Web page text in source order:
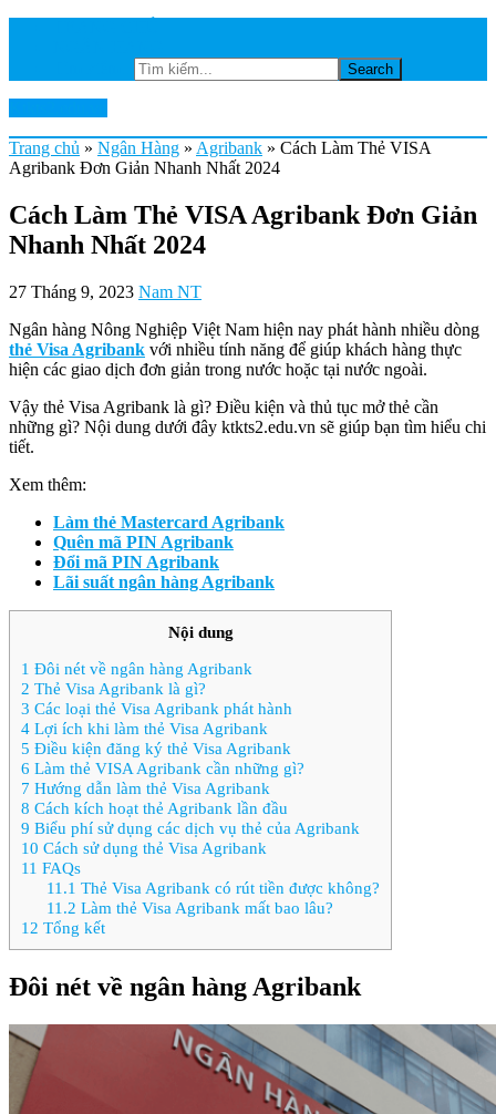
Trang chủ » Ngân Hàng » Agribank » Cách Làm Thẻ VISA
Agribank Đơn Giản Nhanh Nhất 2024
Cách Làm Thẻ VISA Agribank Đơn Giản
Nhanh Nhất 2024
27 Tháng 9, 2023 Nam NT
Ngân hàng Nông Nghiệp Việt Nam hiện nay phát hành nhiều dòng
thẻ Visa Agribank với nhiều tính năng để giúp khách hàng thực
hiện các giao dịch đơn giản trong nước hoặc tại nước ngoài.
Vậy thẻ Visa Agribank là gì? Điều kiện và thủ tục mở thẻ cần
những gì? Nội dung dưới đây ktkts2.edu.vn sẽ giúp bạn tìm hiểu chi
tiết.
Xem thêm:
Làm thẻ Mastercard Agribank
Quên mã PIN Agribank
Đổi mã PIN Agribank
Lãi suất ngân hàng Agribank
Nội dung
1 Đôi nét về ngân hàng Agribank
2 Thẻ Visa Agribank là gì?
3 Các loại thẻ Visa Agribank phát hành
4 Lợi ích khi làm thẻ Visa Agribank
5 Điều kiện đăng ký thẻ Visa Agribank
6 Làm thẻ VISA Agribank cần những gì?
7 Hướng dẫn làm thẻ Visa Agribank
8 Cách kích hoạt thẻ Agribank lần đầu
9 Biểu phí sử dụng các dịch vụ thẻ của Agribank
10 Cách sử dụng thẻ Visa Agribank
11 FAQs
11.1 Thẻ Visa Agribank có rút tiền được không?
11.2 Làm thẻ Visa Agribank mất bao lâu?
12 Tổng kết
Đôi nét về ngân hàng Agribank